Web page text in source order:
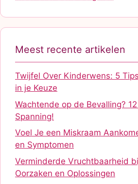
Meest recente artikelen
Twijfel Over Kinderwens: 5
in je Keuze
Wachtende op de Bevalling?
Spanning!
Voel Je een Miskraam
en Symptomen
Verminderde Vruchtbaarheid
Oorzaken en Oplossingen